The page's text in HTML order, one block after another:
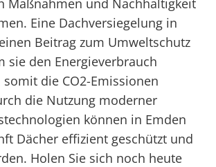
Maßnahmen und Nachhaltigkeit
Eine Dachversiegelung in
Beitrag zum Umweltschutz
sie den Energieverbrauch
die CO2-Emissionen
die Nutzung moderner
können in Emden
Dächer effizient geschützt und
Holen Sie sich noch heute